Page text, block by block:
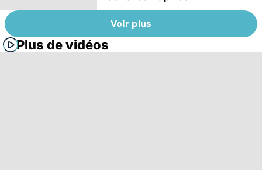
Voir plus
Plus de vidéos